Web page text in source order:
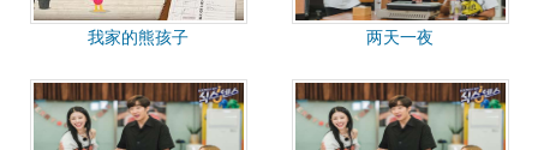
我家的熊孩子 两天一夜